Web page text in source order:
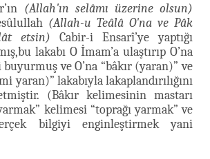
(Allah'ın selâmı üzerine olsun)
(Allah-u Teâlâ O'na ve Pâk
etsin) Cabir-i Ensarî’ye yaptığı
lakabı O İmam’a ulaştırıp O’na
ve O’na “bâkır (yaran)” ve
yaran)” lakabıyla lakaplandırılığını
(Bâkır kelimesinin mastarı
kelimesi “toprağı yarmak” ve
bilgiyi enginleştirmek yani